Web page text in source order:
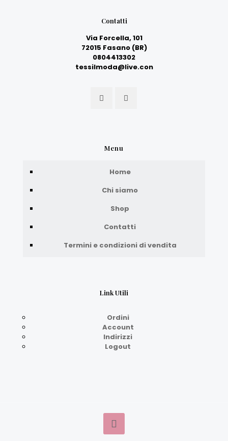
Contatti
Via Forcella, 101
72015 Fasano (BR)
0804413302
tessilmoda@live.con
Menu
Home
Chi siamo
Shop
Contatti
Termini e condizioni di vendita
Link Utili
Ordini
Account
Indirizzi
Logout